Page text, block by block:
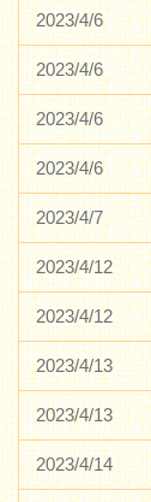
2023/4/6
2023/4/6
2023/4/6
2023/4/6
2023/4/7
2023/4/12
2023/4/12
2023/4/13
2023/4/13
2023/4/14